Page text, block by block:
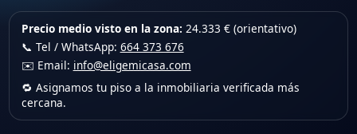
Precio medio visto en la zona: 24.333 € (orientativo)
📞 Tel / WhatsApp: 664 373 676
✉️ Email: info@eligemicasa.com
🔁 Asignamos tu piso a la inmobiliaria verificada más
cercana.